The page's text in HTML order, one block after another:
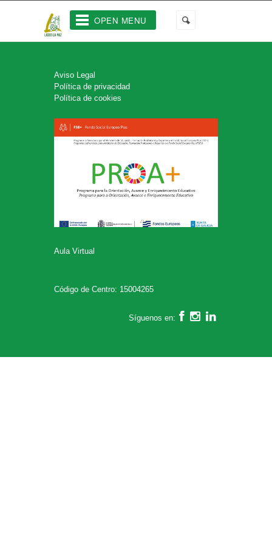
OPEN MENU
Aviso Legal
Política de privacidad
Política de cookies
Aula Virtual
Código de Centro: 15004265
Síguenos en: